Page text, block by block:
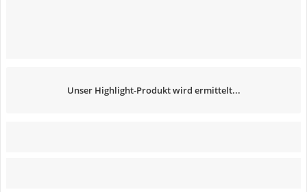
Unser Highlight-Produkt wird ermittelt...